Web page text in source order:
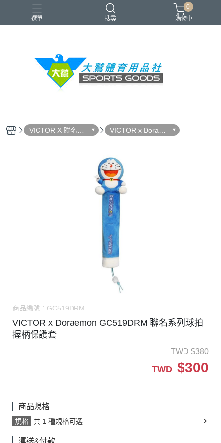
選單 搜尋
VICTOR YONEX 羽球拍 羽球鞋 零碼出清
0
購物車
VICTOR X 聯名系
列
VICTOR x Doraem
on 哆啦A夢限定聯
名系列
商品編號： GC519DRM
VICTOR x Doraemon GC519DRM 聯名系列球拍
握柄保護套
TWD $380
TWD $300
商品規格
規格 共 1 種規格可選
運送&付款